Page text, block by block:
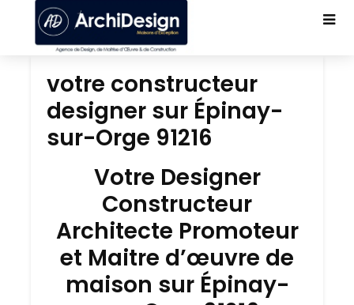
votre constructeur
designer sur Épinay-
sur-Orge 91216
Votre Designer
Constructeur
Architecte Promoteur
et Maitre d’œuvre de
maison sur Épinay-